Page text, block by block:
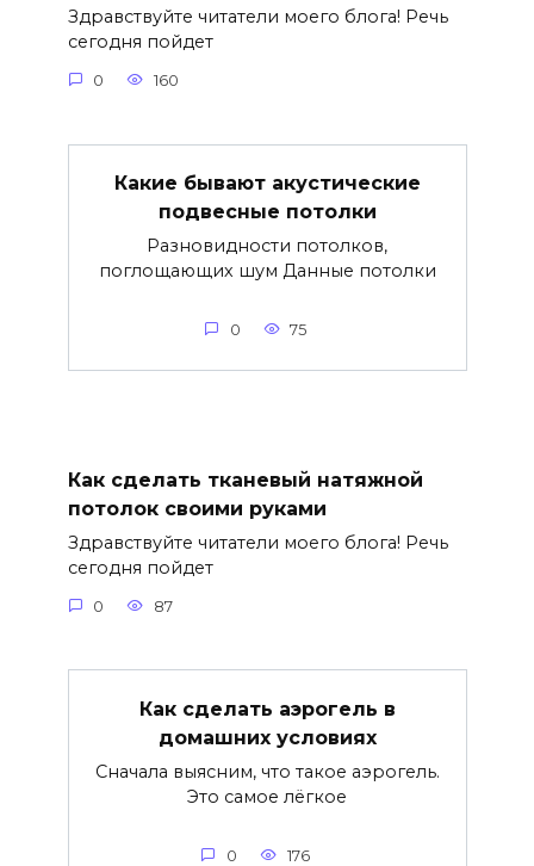
Здравствуйте читатели моего блога! Речь
сегодня пойдет
0 160
Какие бывают акустические
подвесные потолки
Разновидности потолков,
поглощающих шум Данные потолки
0 75
Как сделать тканевый натяжной
потолок своими руками
Здравствуйте читатели моего блога! Речь
сегодня пойдет
0 87
Как сделать аэрогель в
домашних условиях
Сначала выясним, что такое аэрогель.
Это самое лёгкое
0 176